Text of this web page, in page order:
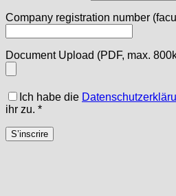
Company registration number
Document Upload (PDF, max.
Ich habe die
ihr zu. *
S’inscrire